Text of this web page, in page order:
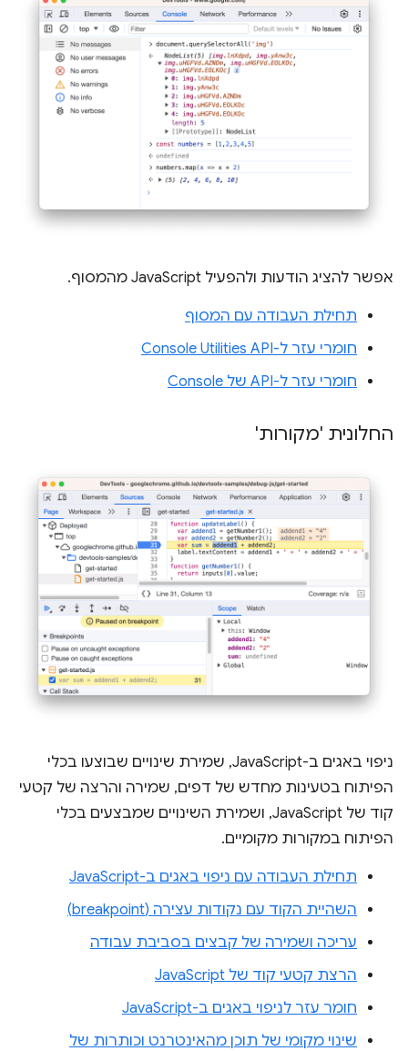
אפשר להציג הודעות ולהפעיל JavaScript מהמסוף.
תחילת העבודה עם המסוף
חומרי עזר ל-Console Utilities API
חומרי עזר ל-API של Console
החלונית 'מקורות'
ניפוי באגים ב-JavaScript, שמירת שינויים שבוצעו בכלי
הפיתוח בטעינות מחדש של דפים, שמירה והרצה של קטעי
קוד של JavaScript, ושמירת השינויים שמבצעים בכלי
הפיתוח במקורות מקומיים.
תחילת העבודה עם ניפוי באגים ב-JavaScript
השהיית הקוד עם נקודות עצירה (breakpoint)
עריכה ושמירה של קבצים בסביבת עבודה
הרצת קטעי קוד של JavaScript
חומר עזר לניפוי באגים ב-JavaScript
שינוי מקומי של תוכן מהאינטרנט וכותרות של